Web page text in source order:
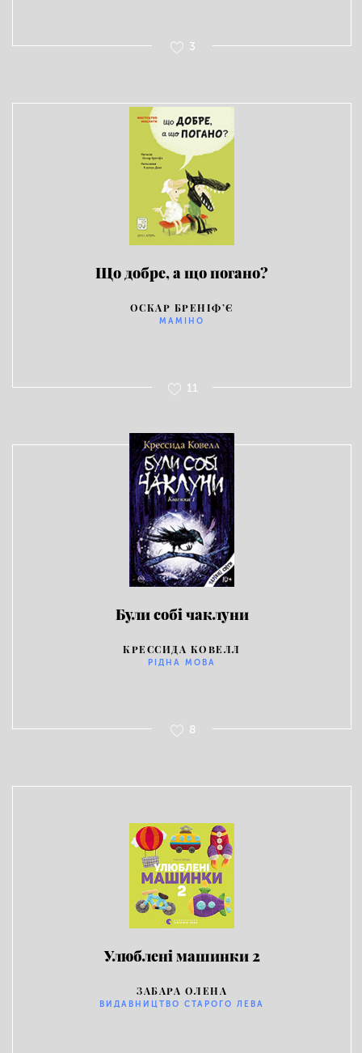
3
Що добре, а що погано?
ОСКАР БРЕНІФ’Є
МАМІНО
11
Були собі чаклуни
КРЕССИДА КОВЕЛЛ
РІДНА МОВА
8
Улюблені машинки 2
ЗАБАРА ОЛЕНА
ВИДАВНИЦТВО СТАРОГО ЛЕВА